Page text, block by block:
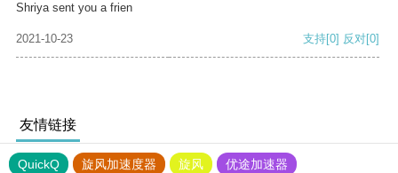
Shriya sent you a frien
2021-10-23 支持[0] 反对[0]
友情链接
QuickQ 旋风加速度器 旋风
优途加速器